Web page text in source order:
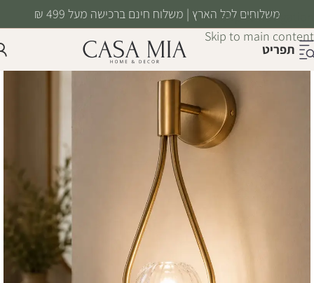
Skip to navigation
Skip to main content
משלוחים לכל הארץ | משלוח חינם ברכישה מעל 499 ₪
תפריט